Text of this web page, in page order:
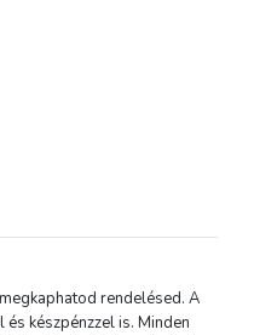
rendelésed. A
készpénzzel is. Minden